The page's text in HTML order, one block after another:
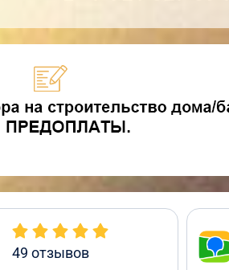
49 отзывов